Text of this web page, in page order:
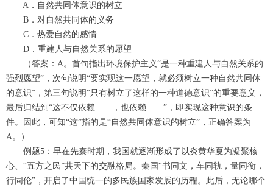
A．自然共同体意识的树立
B．对自然共同体的义务
C．热爱自然的感情
D．重建人与自然关系的愿望
（答案：A。首句指出环境保护主义“是一种重建人与自然关系的
强烈愿望”，次句说明“要实现这一愿望，就必须树立一种自然共同体
的意识”，第三句说明“只有树立了这样的一种道德意识”的重要意义，
最后归结到“这不仅依赖……，也依赖……”，即实现这种意识的条
件。因此，可知“这”指的是“自然共同体意识的树立”，正确答案为
A。）
例题5：早在先秦时期，我国就逐渐形成了以炎黄华夏为凝聚核
心、“五方之民”共天下的交融格局。秦国“书同文，车同轨，量同衡，
行同伦”，开启了中国统一的多民族国家发展的历程。此后，无论哪个